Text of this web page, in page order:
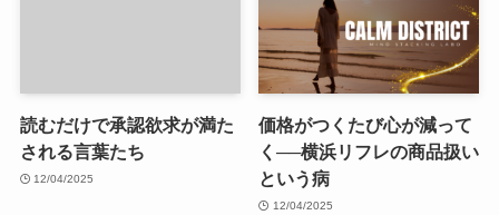
読むだけで承認欲求が満た
される言葉たち
12/04/2025
価格がつくたび心が減って
く──横浜リフレの商品扱い
という病
12/04/2025